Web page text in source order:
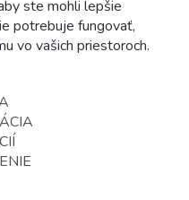
ste mohli lepšie
potrebuje fungovať,
vo vašich priestoroch.